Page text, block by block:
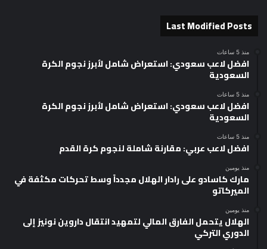
Last Modified Posts
منذ 5 ساعات
افضل لاعب سعودي: استعراض شامل لأبرز نجوم الكرة
السعودية
منذ 5 ساعات
افضل لاعب سعودي: استعراض شامل لأبرز نجوم الكرة
السعودية
منذ 5 ساعات
افضل لاعب عربي: مقارنة شاملة لنجوم كرة القدم
منذ يومين
مارك كاسادو على رادار الهلال مجدداً وسط تحركات مكثفة في
الميركاتو
منذ يومين
الهلال يتحمل الفارق المالي لتمهيد انتقال داروين نونيز إلى
الدوري التركي